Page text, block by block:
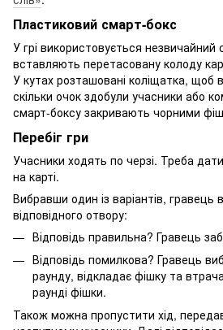
Пластиковий смарт-бокс
У грі використовується незвичайний
вставляють перетасовану колоду
У кутах розташовані коліщатка, щоб
скільки очок здобули учасники або
смарт-боксу закривають чорними
Перебіг гри
Учасники ходять по черзі. Треба
на карті.
Вибравши один із варіантів, гравець
відповідного отвору:
Відповідь правильна? Гравець
Відповідь помилкова? Гравець
раунду, відкладає фішку та
раунді фішки.
Також можна пропустити хід,